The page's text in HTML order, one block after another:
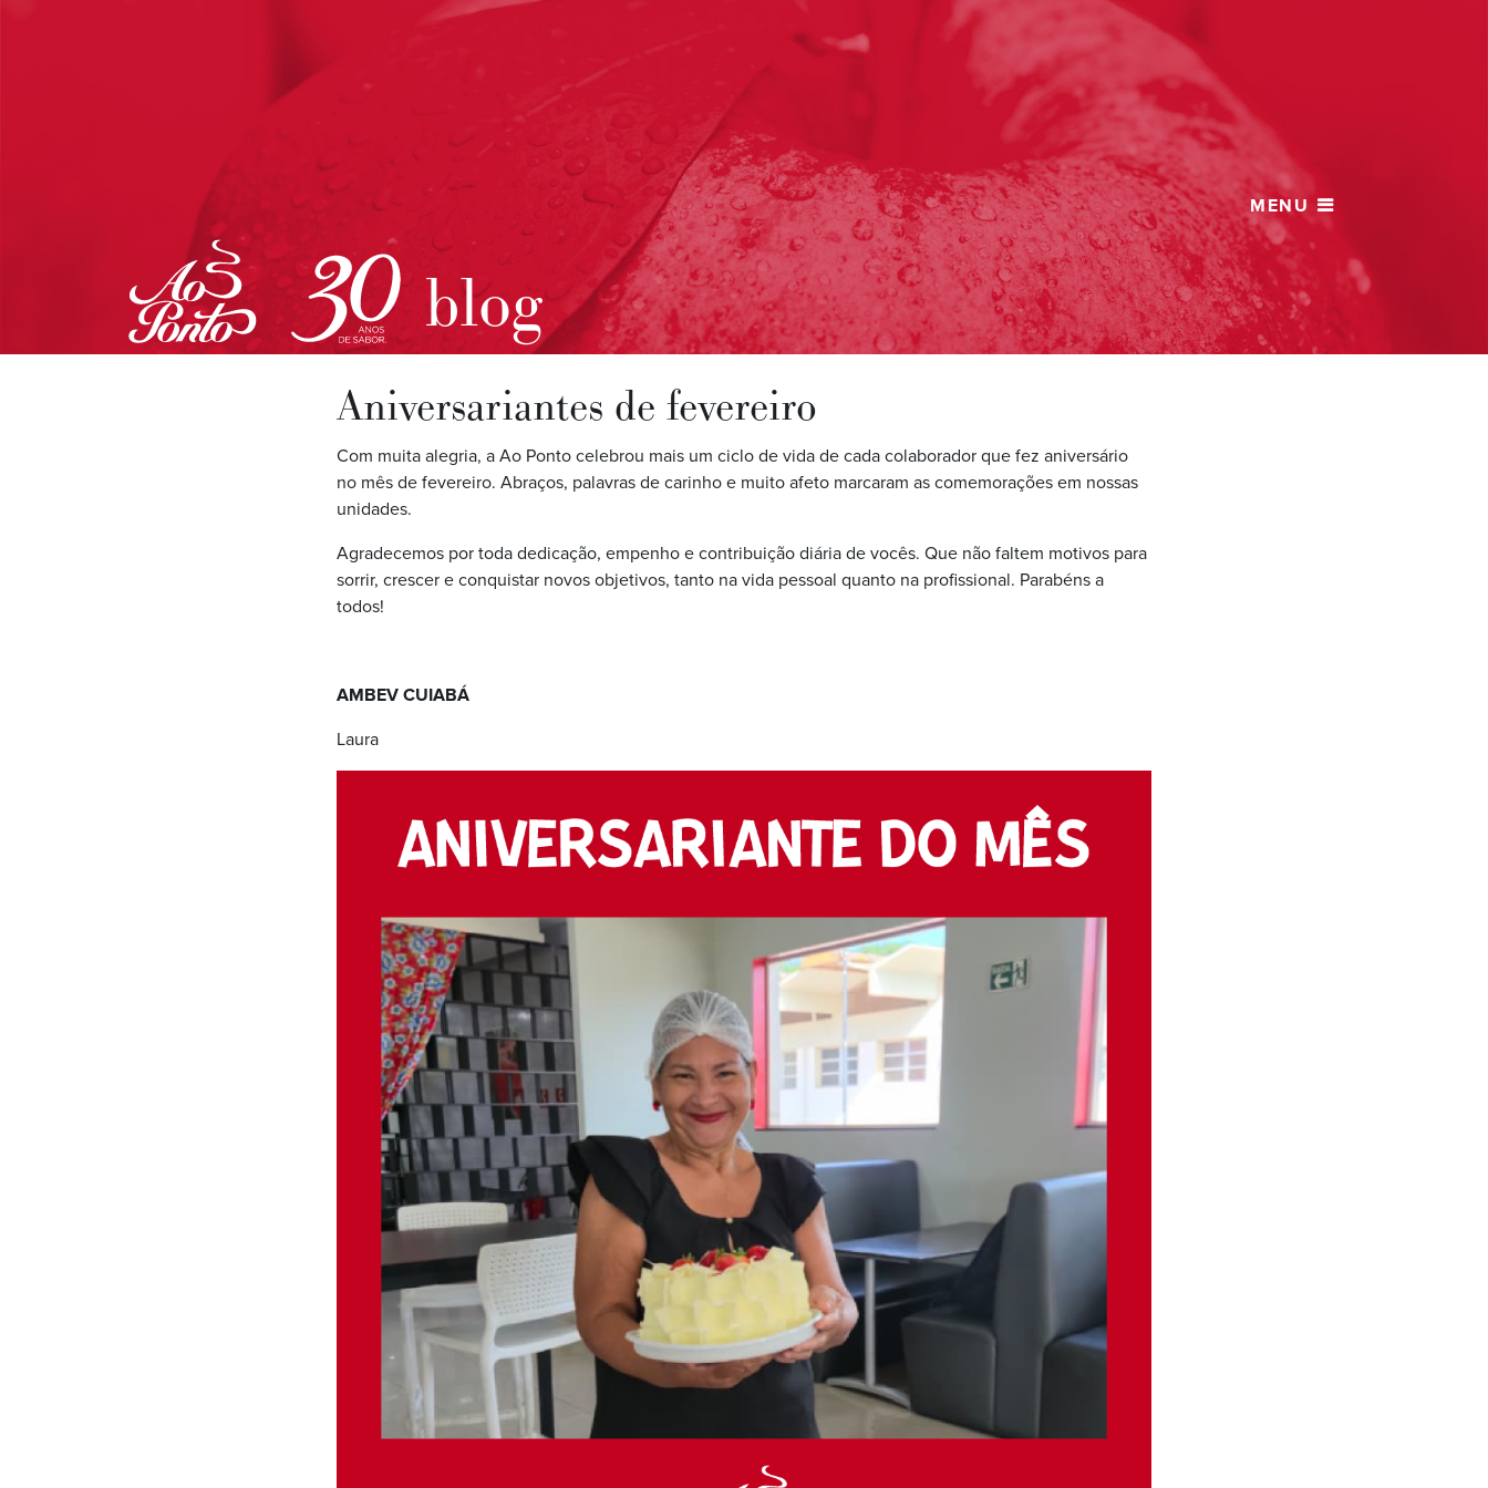
blog
Aniversariantes de fevereiro
Com muita alegria, a Ao Ponto celebrou mais um ciclo de vida de cada colaborador que fez aniversário
no mês de fevereiro. Abraços, palavras de carinho e muito afeto marcaram as comemorações em nossas
unidades.
Agradecemos por toda dedicação, empenho e contribuição diária de vocês. Que não faltem motivos para
sorrir, crescer e conquistar novos objetivos, tanto na vida pessoal quanto na profissional. Parabéns a
todos!
AMBEV CUIABÁ
Laura